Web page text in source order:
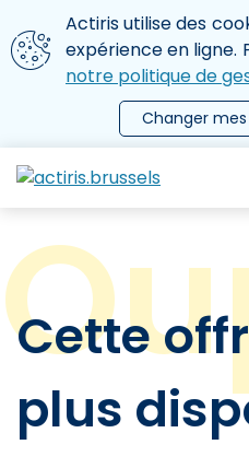
Aller au contenu principal
Nous utilisons des cookies
Actiris utilise des
expérience en ligne.
notre politique de
Changer
le menu
Cette
plus